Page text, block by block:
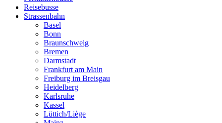
Reisebusse
Strassenbahn
Basel
Bonn
Braunschweig
Bremen
Darmstadt
Frankfurt am Main
Freiburg im Breisgau
Heidelberg
Karlsruhe
Kassel
Lüttich/Liège